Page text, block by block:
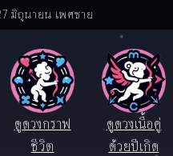
มิถุนายน เพศชาย
ดูดวงกราฟ
ชีวิต
ดูดวงเนื้อคู่
ด้วยปีเกิด